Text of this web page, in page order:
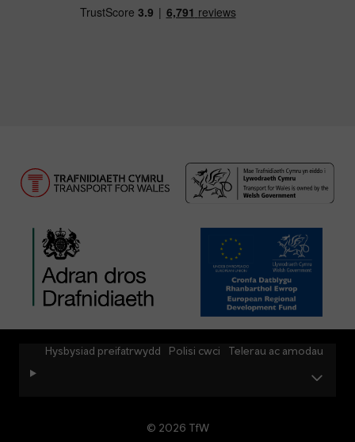
© 2026 TfW
Hysbysiad preifatrwydd Polisi cwci Telerau ac amodau